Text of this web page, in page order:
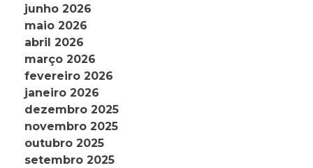
junho 2026
maio 2026
abril 2026
março 2026
fevereiro 2026
janeiro 2026
dezembro 2025
novembro 2025
outubro 2025
setembro 2025